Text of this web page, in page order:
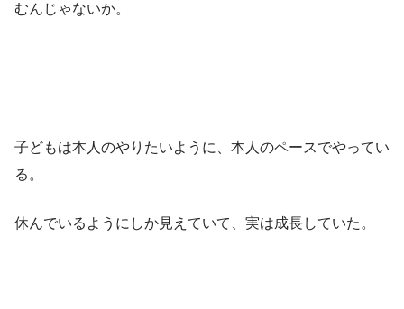
むんじゃないか。
子どもは本人のやりたいように、本人のペースでやってい
る。
休んでいるようにしか見えていて、実は成長していた。